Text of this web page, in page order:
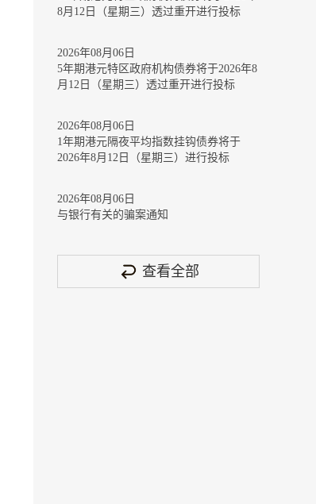
8月12日（星期三）透过重开进行投标
2026年08月06日
5年期港元特区政府机构债券将于2026年8
月12日（星期三）透过重开进行投标
2026年08月06日
1年期港元隔夜平均指数挂钩债券将于
2026年8月12日（星期三）进行投标
2026年08月06日
与银行有关的骗案通知
查看全部